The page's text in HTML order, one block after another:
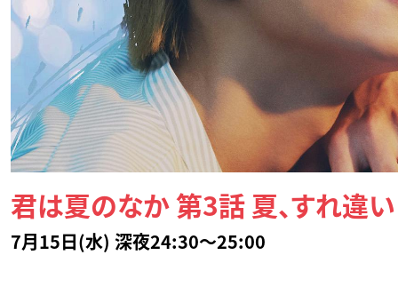
君は夏のなか 第3話 夏、すれ違い
7月15日(水) 深夜24:30～25:00